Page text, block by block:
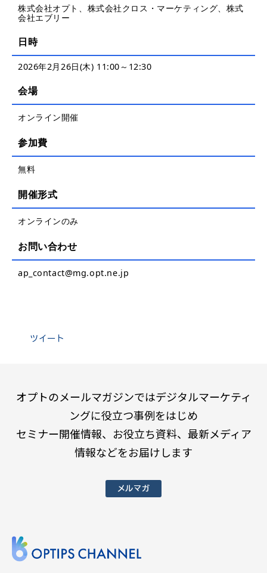
株式会社オプト、株式会社クロス・マーケティング、株式
会社エブリー
日時
2026年2月26日(木) 11:00～12:30
会場
オンライン開催
参加費
無料
開催形式
オンラインのみ
お問い合わせ
ap_contact@mg.opt.ne.jp
ツイート
オプトのメールマガジンではデジタルマーケティ
ングに役立つ事例をはじめ
セミナー開催情報、お役立ち資料、最新メディア
情報などをお届けします
メルマガ